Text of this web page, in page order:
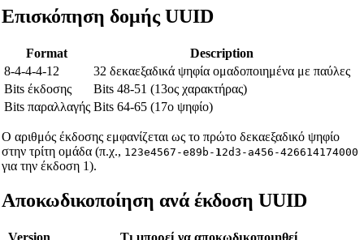
Επισκόπηση δομής UUID
Format
Description
8-4-4-4-12
32 δεκαεξαδικά ψηφία ομαδοποιημένα με παύλες
Bits έκδοσης
Bits 48-51 (13ος χαρακτήρας)
Bits παραλλαγής Bits 64-65 (17ο ψηφίο)
Ο αριθμός έκδοσης εμφανίζεται ως το πρώτο δεκαεξαδικό ψηφίο
στην τρίτη ομάδα (π.χ., 123e4567-e89b- 1 2d3-a456-426614174000
για την έκδοση 1).
Αποκωδικοποίηση ανά έκδοση UUID
Version Τι μπορεί να αποκωδικοποιηθεί